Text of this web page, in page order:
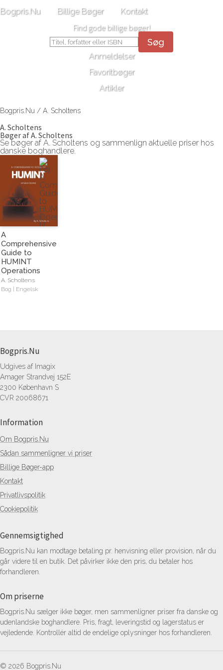
Bogpris.Nu Billige Bøger Kontakt
Find gode billige bøger!
Søg
Anmeldelser
Favoritbøger
Artikler
Bogpris.Nu / A. Scholtens
A. Scholtens
Bøger af A. Scholtens
Se bøger af A. Scholtens og sammenlign aktuelle priser hos
danske boghandlere.
Se A Comprehensive Guide to HUMINT Operations af A.
A
Comprehensive
Guide to
HUMINT
Operations
A. Scholtens
Bog | Engelsk
Bogpris.Nu
Udgives af Imagix
Amager Strandvej 152E
2300 København S
CVR 20068671
Information
Om Bogpris.Nu
Sådan sammenligner vi priser
Billige Bøger-app
Kontakt
Privatlivspolitik
Cookiepolitik
Gennemsigtighed
Bogpris.Nu kan modtage betaling pr. henvisning eller provision, når du
går videre til en butik. Det påvirker ikke den pris, du betaler hos
forhandleren.
Om priserne
Bogpris.Nu sælger ikke bøger, men sammenligner priser fra danske og
udenlandske boghandlere. Pris, fragt, leveringstid og lagerstatus er
vejledende. Kontrollér altid de endelige oplysninger hos forhandleren.
© 2026 Bogpris.Nu